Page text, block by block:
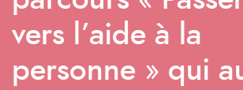
vers l’aide à la
personne » qui